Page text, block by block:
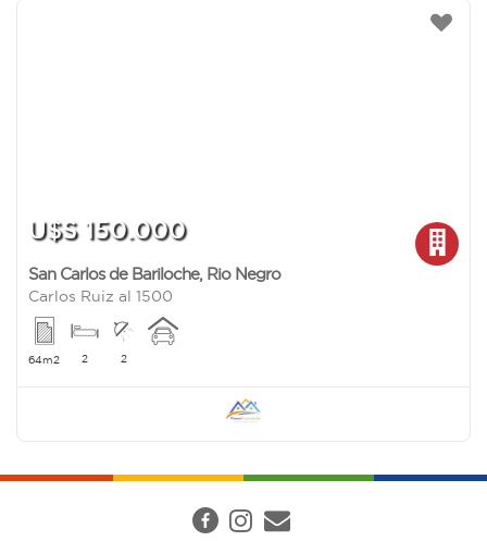
U$S 150.000
San Carlos de Bariloche, Rio Negro
Carlos Ruiz al 1500
64m2 2 2